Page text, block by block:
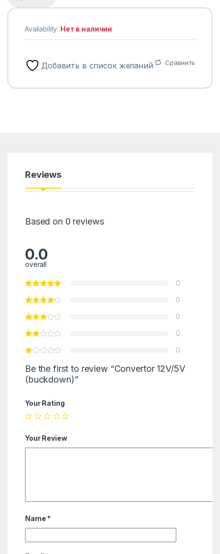
Availability: Нет в наличии
Добавить в список желаний Сравнить
Reviews
Based on 0 reviews
0.0
overall
0
0
0
0
0
Be the first to review “Convertor 12V/5V
(buckdown)”
Your Rating
Your Review
Name *